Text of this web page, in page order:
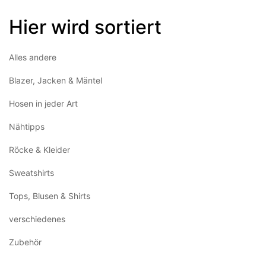
Hier wird sortiert
Alles andere
Blazer, Jacken & Mäntel
Hosen in jeder Art
Nähtipps
Röcke & Kleider
Sweatshirts
Tops, Blusen & Shirts
verschiedenes
Zubehör